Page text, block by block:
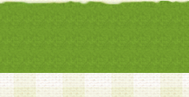
ります。
1.会員とは、本規約等を
了し、当社が承認した者
が以下に該当する場合は